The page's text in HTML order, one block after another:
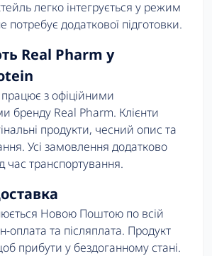
легко інтегрується у режим
потребує додаткової підготовки.
Real Pharm у
з офіційними
бренду Real Pharm. Клієнти
продукти, чесний опис та
Усі замовлення додатково
час транспортування.
Новою Поштою по всій
оплата та післяплата. Продукт
прибути у бездоганному стані.